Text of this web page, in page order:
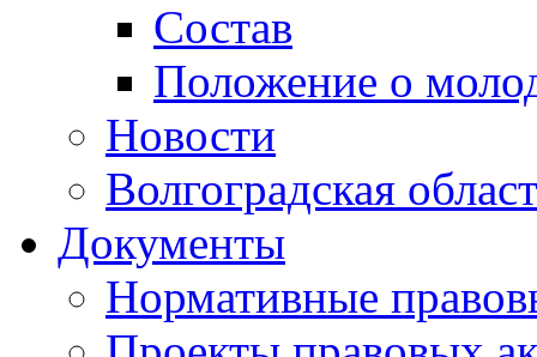
Состав
Положение о
Новости
Волгоградская
Документы
Нормативные